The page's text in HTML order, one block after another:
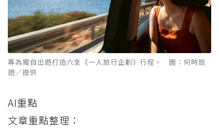
專為獨自出遊打造六支《一人旅行企劃》行程。 圖：何時旅
遊／提供
AI重點
文章重點整理：